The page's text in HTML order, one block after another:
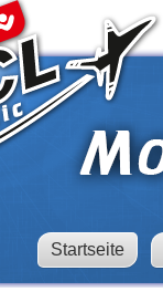
Startseite